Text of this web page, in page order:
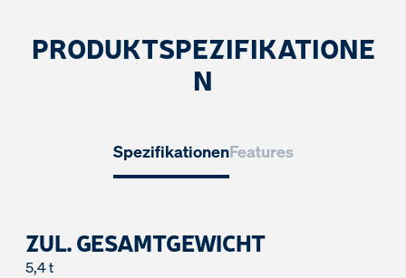
PRODUKTSPEZIFIKATIONE
N
SpezifikationenFeatures
ZUL. GESAMTGEWICHT
5,4 t